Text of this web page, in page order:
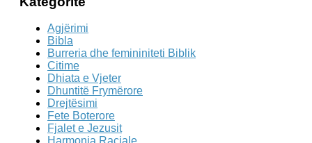
Agjërimi
Bibla
Burreria dhe femininiteti Biblik
Citime
Dhiata e Vjeter
Dhuntitë Frymërore
Drejtësimi
Fete Boterore
Fjalet e Jezusit